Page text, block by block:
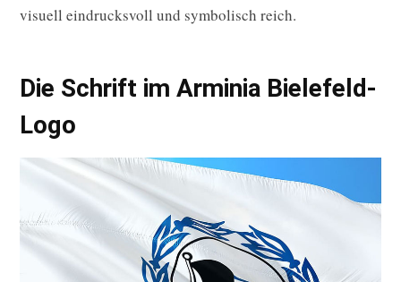
visuell eindrucksvoll und symbolisch reich.
Die Schrift im Arminia Bielefeld-
Logo